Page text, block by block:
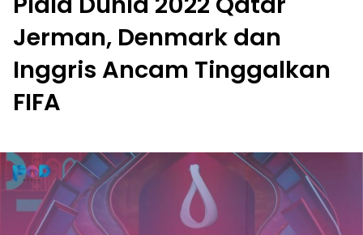
Jerman, Denmark dan
Inggris Ancam Tinggalkan
FIFA